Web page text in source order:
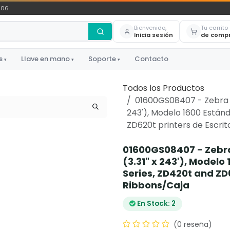
Bienvenido,
Inicia sesión
Tu carrito
de
▾ Llave en mano ▾ Soporte ▾ Contacto
Todos los Productos
01600GS08407 -
243'), Modelo 1600
ZD620t printers de
01600GS08407 -
(3.31" x 243'),
Series, ZD420t and
Ribbons/Caja
En Stock: 2
(0 reseña)